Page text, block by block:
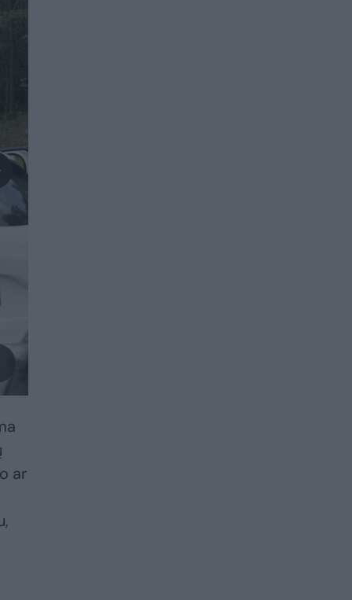
ar